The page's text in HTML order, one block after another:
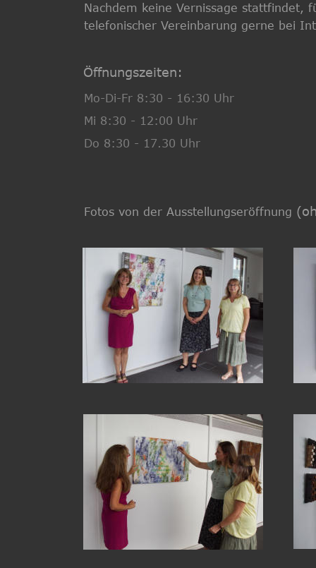
Mo-Di-Fr 8:30 - 16:30 Uhr
Mi 8:30 - 12:00 Uhr
Do 8:30 - 17.30 Uhr
Nachdem keine Vernissage stattfindet,
telefonischer Vereinbarung gerne bei
Öffnungszeiten:
Fotos von der Ausstellungseröffnung